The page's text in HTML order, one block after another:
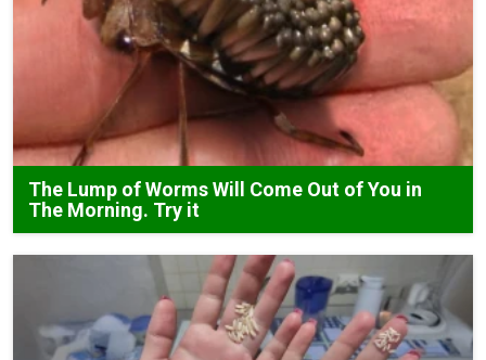
The Lump of Worms Will Come Out of You in
The Morning. Try it